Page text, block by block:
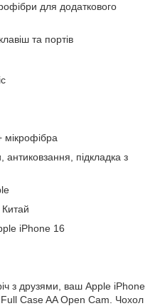
для додаткового
та портів
мікрофібра
антиковзання, підкладка з
Китай
iPhone 16
з друзями, ваш Apple iPhone
Case AA Open Cam. Чохол